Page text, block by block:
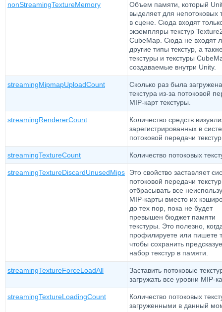
nonStreamingTextureMemory
Объем памяти, который
выделяет для непотоковых
в сцене. Сюда входят
экземпляры текстур
CubeMap. Сюда не входят
другие типы текстур, а
текстуры и текстуры
создаваемые внутри Unity.
streamingMipmapUploadCount
Сколько раз была загружена
текстура из-за потоковой
MIP-карт текстуры.
streamingRendererCount
Количество средств
зарегистрированных в
потоковой передачи
streamingTextureCount Количество потоковых
streamingTextureDiscardUnusedMips
Это свойство заставляет
потоковой передачи текстур
отбрасывать все
MIP-карты вместо их
до тех пор, пока не будет
превышен бюджет памяти
текстуры. Это полезно,
профилируете или пишете
чтобы сохранить
набор текстур в памяти.
streamingTextureForceLoadAll
Заставить потоковые
загружать все уровни MIP-
streamingTextureLoadingCount
Количество потоковых
загруженными в данный